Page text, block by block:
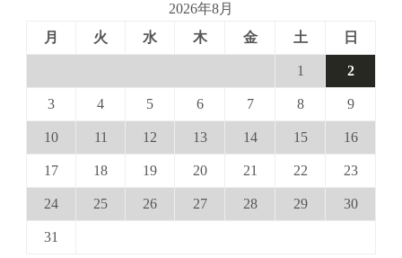
送
り
2026年8月
月
火 水 木 金 土 日
1 2
3 4 5 6 7 8 9
10 11 12 13 14 15 16
17 18 19 20 21 22 23
24 25 26 27 28 29 30
31